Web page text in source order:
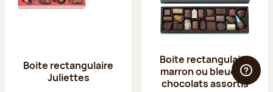
Boite rectangulaire
Juliettes
Boite rectangulaire
marron ou bleue 23
chocolats assortis